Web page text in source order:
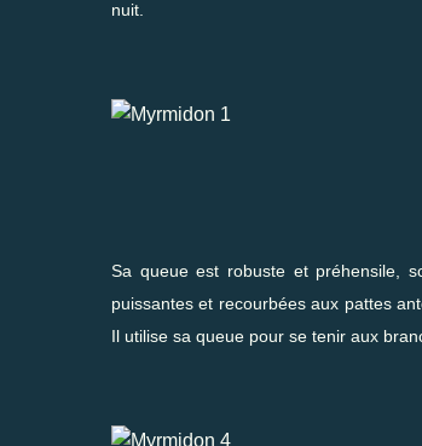
nuit.
Sa queue est robuste et préhensile,
puissantes et recourbées aux pattes
Il utilise sa queue pour se tenir aux